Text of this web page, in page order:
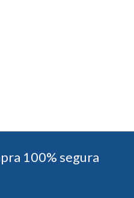
100% segura